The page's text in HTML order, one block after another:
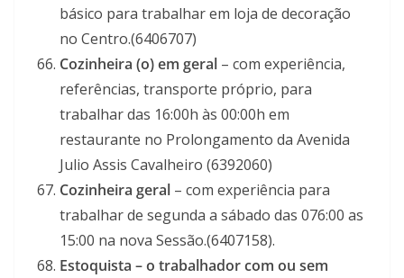
básico para trabalhar em loja de decoração
no Centro.(6406707)
Cozinheira (o) em geral – com experiência,
referências, transporte próprio, para
trabalhar das 16:00h às 00:00h em
restaurante no Prolongamento da Avenida
Julio Assis Cavalheiro (6392060)
Cozinheira geral – com experiência para
trabalhar de segunda a sábado das 076:00 as
15:00 na nova Sessão.(6407158).
Estoquista – o trabalhador com ou sem